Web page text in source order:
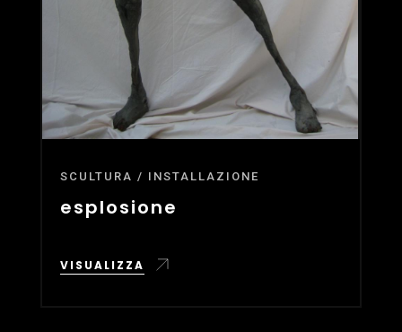
SCULTURA / INSTALLAZIONE
esplosione
VISUALIZZA